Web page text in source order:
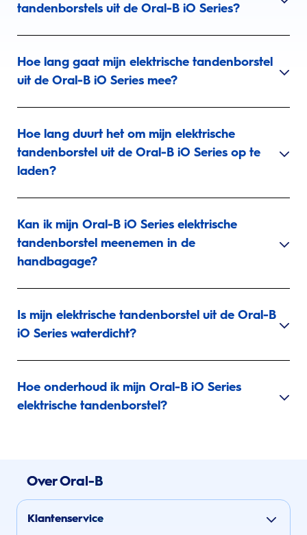
tandenborstels uit de Oral-B iO Series?
Hoe lang gaat mijn elektrische tandenborstel
uit de Oral-B iO Series mee?
Hoe lang duurt het om mijn elektrische
tandenborstel uit de Oral-B iO Series op te
laden?
Kan ik mijn Oral-B iO Series elektrische
tandenborstel meenemen in de
handbagage?
Is mijn elektrische tandenborstel uit de Oral-B
iO Series waterdicht?
Hoe onderhoud ik mijn Oral-B iO Series
elektrische tandenborstel?
Over Oral-B
Klantenservice